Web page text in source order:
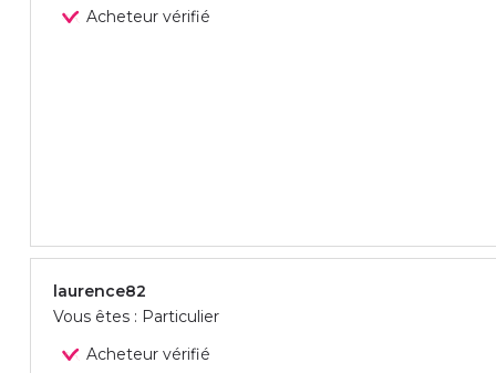
Acheteur vérifié
laurence82
Vous êtes : Particulier
Acheteur vérifié